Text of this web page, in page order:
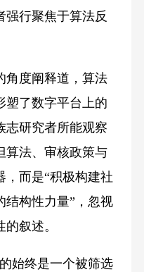
强行聚焦于算法反
度阐释道，算法
塑了数字平台上的
志研究者所能观察
算法、审核政策与
，而是“积极构建社
结构性力量”，忽视
叙述。
终是一个被筛选